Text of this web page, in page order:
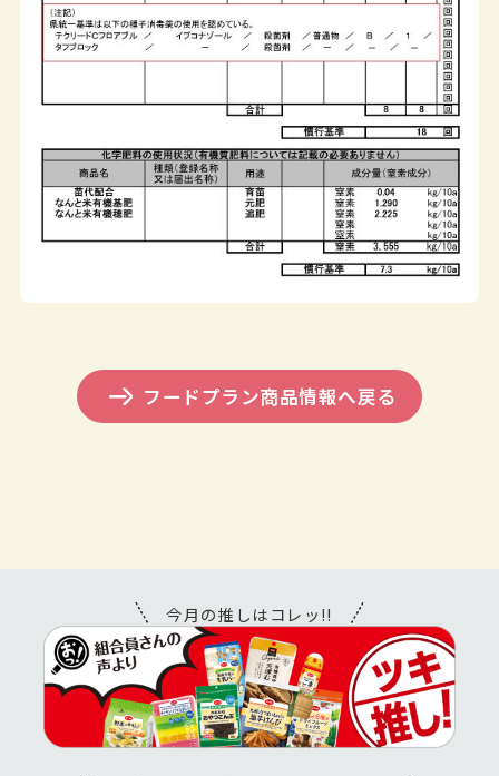
フードプラン商品情報へ戻る
今月の推しはコレッ!!